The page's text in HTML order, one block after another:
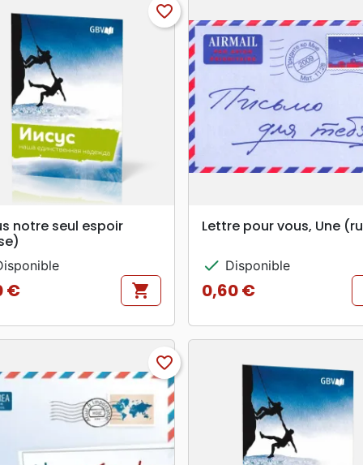
search APERÇU RAPIDE
favorite_border
notre seul espoir
€ shopping_cart
search APERÇU RAPIDE
Lettre pour vous, Une
check Disponible
Prix
0,60 €
favorite_border